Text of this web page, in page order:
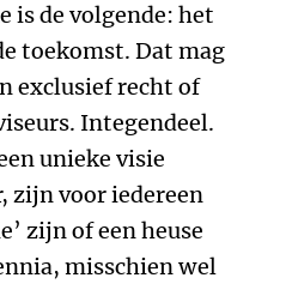
is de volgende: het
toekomst. Dat mag
exclusief recht of
Integendeel.
unieke visie
zijn voor iedereen
zijn of een heuse
misschien wel